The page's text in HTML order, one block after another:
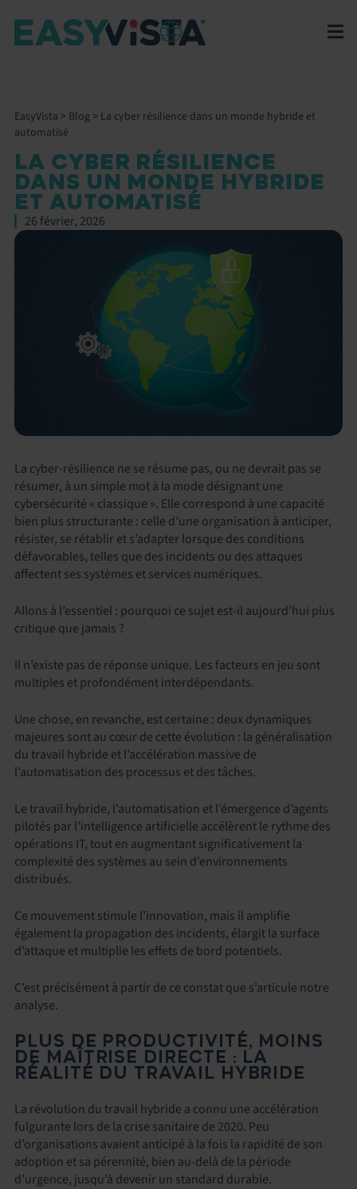
EasyVista > Blog> La cyber résilience dans un monde hybride et
automatisé
LA CYBER RÉSILIENCE
DANS UN MONDE HYBRIDE
ET AUTOMATISÉ
26 février, 2026
La cyber-résilience ne se résume pas, ou ne devrait pas se
résumer, à un simple mot à la mode désignant une
cybersécurité « classique ». Elle correspond à une capacité
bien plus structurante : celle d’une organisation à anticiper,
résister, se rétablir et s’adapter lorsque des conditions
défavorables, telles que des incidents ou des attaques
affectent ses systèmes et services numériques.
Allons à l’essentiel : pourquoi ce sujet est-il aujourd’hui plus
critique que jamais ?
Il n’existe pas de réponse unique. Les facteurs en jeu sont
multiples et profondément interdépendants.
Une chose, en revanche, est certaine : deux dynamiques
majeures sont au cœur de cette évolution : la généralisation
du travail hybride et l’accélération massive de
l’automatisation des processus et des tâches.
Le travail hybride, l’automatisation et l’émergence d’agents
pilotés par l’intelligence artificielle accélèrent le rythme des
opérations IT, tout en augmentant significativement la
complexité des systèmes au sein d’environnements
distribués.
Ce mouvement stimule l’innovation, mais il amplifie
également la propagation des incidents, élargit la surface
d’attaque et multiplie les effets de bord potentiels.
C’est précisément à partir de ce constat que s’articule notre
analyse.
PLUS DE PRODUCTIVITÉ, MOINS
DE MAÎTRISE DIRECTE : LA
RÉALITÉ DU TRAVAIL HYBRIDE
La révolution du travail hybride a connu une accélération
fulgurante lors de la crise sanitaire de 2020. Peu
d’organisations avaient anticipé à la fois la rapidité de son
adoption et sa pérennité, bien au-delà de la période
d’urgence, jusqu’à devenir un standard durable.